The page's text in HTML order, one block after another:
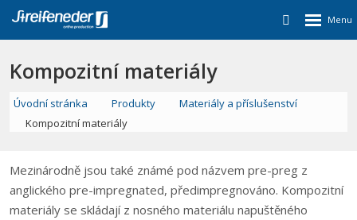
Kompozitní materiály
Úvodní stránka Produkty
Materiály a příslušenství
Kompozitní materiály
Mezinárodně jsou také známé pod názvem pre-preg z
anglického pre-impregnated, předimpregnováno. Kompozitní
materiály se skládají z nosného materiálu napuštěného